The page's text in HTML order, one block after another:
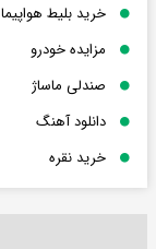
خرید بلیط هواپیما
مزایده خودرو
صندلی ماساژ
دانلود آهنگ
خرید نقره